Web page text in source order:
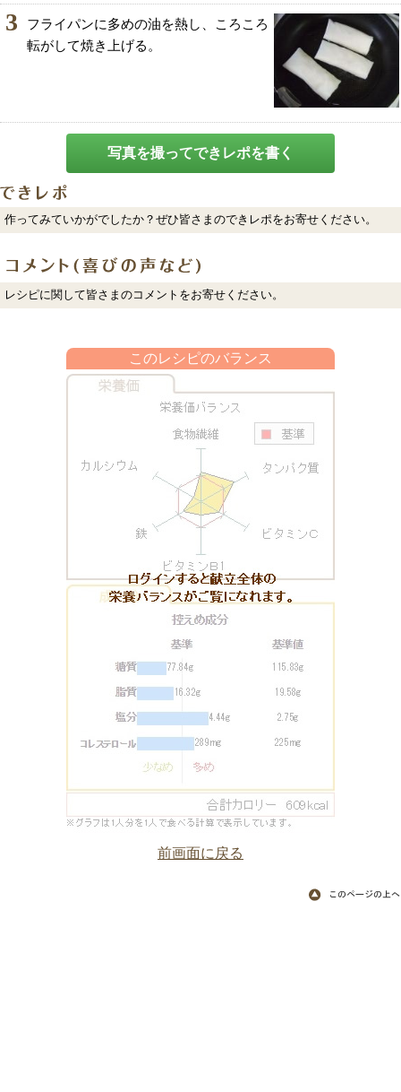
3
フライパンに多めの油を熱し、ころころ
転がして焼き上げる。
写真を撮ってできレポを書く
作ってみていかがでしたか？ぜひ皆さまのできレポをお寄せください。
レシピに関して皆さまのコメントをお寄せください。
このレシピのバランス
前画面に戻る